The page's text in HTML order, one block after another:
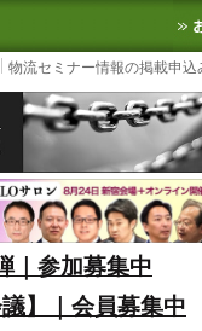
スサイト
3PL, SCMなど国内外
物流セミナー情報の掲載申込
｜参加募集中
】｜会員募集中